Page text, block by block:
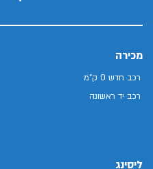
מכירה
רכב חדש 0 ק"מ
רכב יד ראשונה
ליסינג